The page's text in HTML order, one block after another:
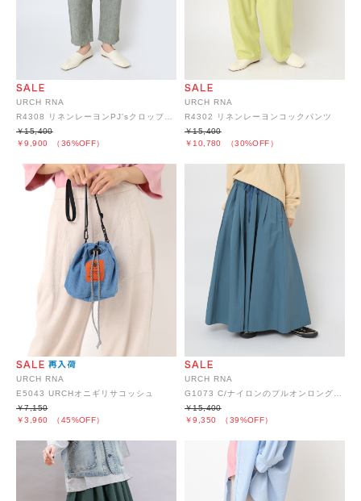
URCH RNA
￥9,900 （36%OFF）
￥15,400
URCH RNA
R4302 リネンレーヨンコックパンツ
￥10,780 （30%OFF）
￥15,400
URCH RNA
E5043 URCHオニギリサコッシュ
￥3,960 （45%OFF）
￥7,150
URCH RNA
￥9,350 （39%OFF）
￥15,400